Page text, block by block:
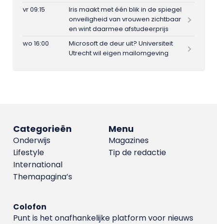
vr 09:15
Iris maakt met één blik in de spiegel
onveiligheid van vrouwen zichtbaar
en wint daarmee afstudeerprijs
wo 16:00
Microsoft de deur uit? Universiteit
Utrecht wil eigen mailomgeving
Menu
Magazines
Tip de redactie
Categorieën
Onderwijs
Lifestyle
International
Themapagina’s
Colofon
Punt is het onafhankelijke platform voor nieuws